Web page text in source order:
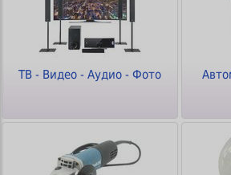
ТВ - Видео - Аудио - Фото